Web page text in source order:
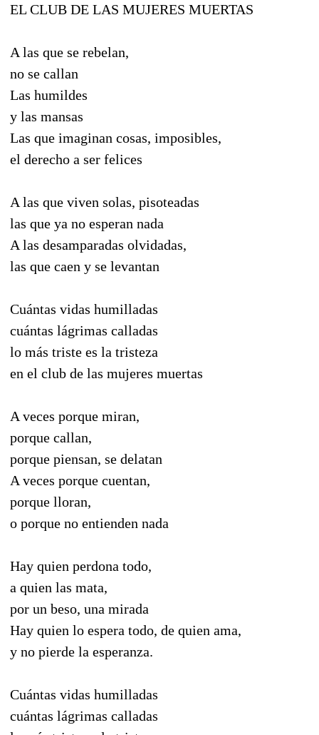
EL CLUB DE LAS MUJERES MUERTAS
A las que se rebelan,
no se callan
Las humildes
y las mansas
Las que imaginan cosas, imposibles,
el derecho a ser felices
A las que viven solas, pisoteadas
las que ya no esperan nada
A las desamparadas olvidadas,
las que caen y se levantan
Cuántas vidas humilladas
cuántas lágrimas calladas
lo más triste es la tristeza
en el club de las mujeres muertas
A veces porque miran,
porque callan,
porque piensan, se delatan
A veces porque cuentan,
porque lloran,
o porque no entienden nada
Hay quien perdona todo,
a quien las mata,
por un beso, una mirada
Hay quien lo espera todo, de quien ama,
y no pierde la esperanza.
Cuántas vidas humilladas
cuántas lágrimas calladas